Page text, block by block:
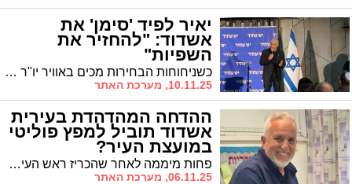
יאיר לפיד 'סימן' את
אשדוד: "להחזיר את
השפיות"
כשניחוחות הבחירות מכים באוויר יו"ר האופוזיציה יאיר לפיד הגיע אמש לאשדוד למפגש פוליטי עם תושבים, פעילים וחברי כנסת. "רק החלפת הממשלה ושינוי סדר העדיפויות יחזירו את השפיות לישראל", אמר, תוך שהוא מתווה את החזון של יש עתיד לאופן ניהול המדינה
10.11.25, מערכת האתר
ההדחה המהדהדת בעירית
אשדוד תוביל למפץ פוליטי
במועצת העיר?
פחות מיממה לאחר שהכריז ראש העיר ד"ר יחיאל לסרי על "דם חדש" שייכנס למינהל התפעול כדי לשים סוף למשבר הניקיון בעיר, הודח דויד אסייג, מספר 2 ברשימתו של אלי נכט ממינהל התפעול. האם יש קשר בין הדבקים? נכט: "מצר על ההחלטה"
06.11.25, מערכת האתר